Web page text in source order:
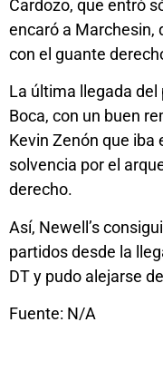
Cardozo, que entró
encaró a Marchesin,
con el guante
La última llegada
Boca, con un buen
Kevin Zenón que iba
solvencia por el
derecho.
Así, Newell’s
partidos desde la
DT y pudo alejarse
Fuente: N/A